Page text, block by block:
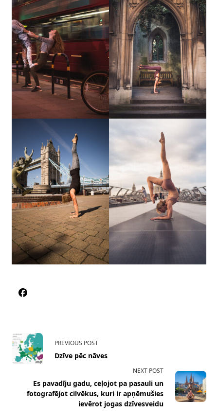
<span
class="nav-
subtitle
reader-
text">Page</span>
PREVIOUS POST
Dzīve pēc nāves
NEXT POST
Es pavadīju gadu, ceļojot pa pasauli un
fotografējot cilvēkus, kuri ir apņēmušies
ievērot jogas dzīvesveidu